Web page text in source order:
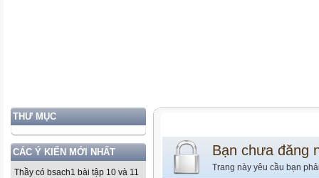
THƯ MỤC
CÁC Ý KIẾN MỚI NHẤT
Thầy có bsach1 bài tập 10 và 11
Bạn chưa đăng
Trang này yêu cầu bạn